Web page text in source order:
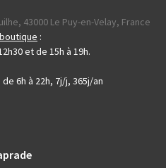
43000 Le Puy-en-Velay, France
:
et de 15h à 19h.
6h à 22h, 7j/j, 365j/an